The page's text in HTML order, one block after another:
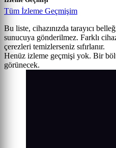
Tüm İzleme Geçmişim
Bu liste, cihazınızda tarayıcı
sunucuya gönderilmez. Farklı
çerezleri temizlerseniz sıfırlanır.
Henüz izleme geçmişi yok. Bir
görünecek.